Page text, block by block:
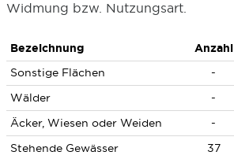
Widmung bzw. Nutzungsart.
Bezeichnung Anzahl
Sonstige Flächen
-
Wälder
-
Äcker, Wiesen oder Weiden
-
Stehende Gewässer
37